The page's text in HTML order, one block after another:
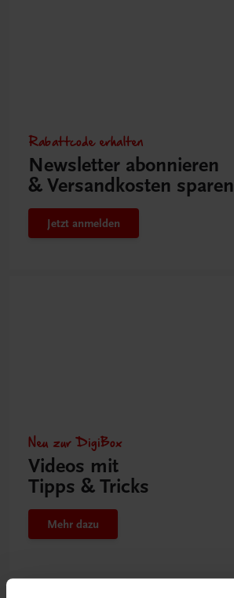
Rabattcode erhalten
Newsletter abonnieren
& Versandkosten sparen
Jetzt anmelden
Neu zur DigiBox
Videos mit
Tipps & Tricks
Mehr dazu